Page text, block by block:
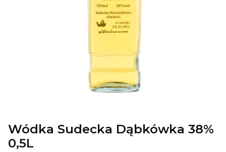
Wódka Sudecka Dąbkówka 38%
0,5L